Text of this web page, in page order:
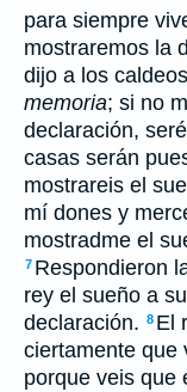
para siempre
mostraremos la
dijo a los
memoria; si no
declaración,
casas serán
mostrareis el
mí dones y
mostradme el
7 Respondieron
rey el sueño a
declaración. 8 El
ciertamente que
porque veis que